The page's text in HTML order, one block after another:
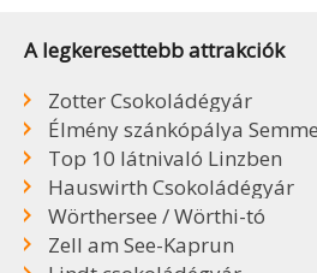
A legkeresettebb attrakciók
Zotter Csokoládégyár
Élmény szánkópálya
Top 10 látnivaló Linzben
Hauswirth Csokoládégyár
Wörthersee / Wörthi-tó
Zell am See-Kaprun